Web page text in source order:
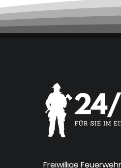
Freiwillige